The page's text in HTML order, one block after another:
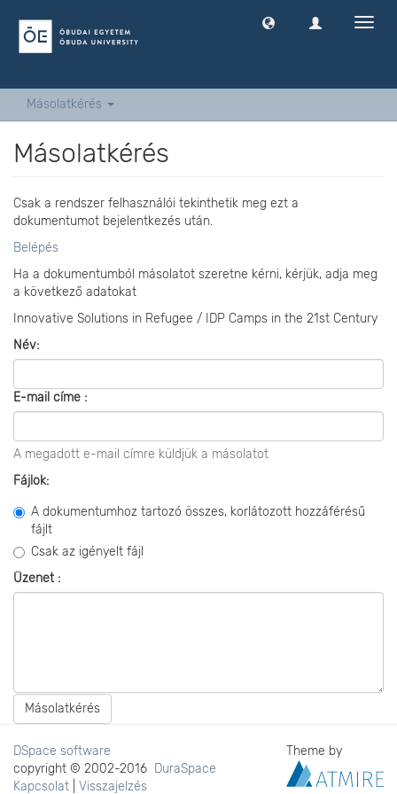
Másolatkérés
Másolatkérés
Csak a rendszer felhasználói tekinthetik meg ezt a
dokumentumot bejelentkezés után.
Belépés
Ha a dokumentumból másolatot szeretne kérni, kérjük, adja meg
a következő adatokat
Innovative Solutions in Refugee / IDP Camps in the 21st Century
Név:
E-mail címe :
A megadott e-mail címre küldjük a másolatot
Fájlok:
A dokumentumhoz tartozó összes, korlátozott hozzáférésű
fájlt
Csak az igényelt fájl
Üzenet :
Másolatkérés
DSpace software
copyright © 2002-2016 DuraSpace
Kapcsolat
Visszajelzés
Theme by